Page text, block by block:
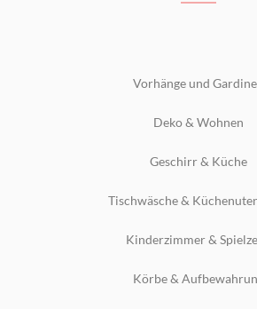
Vorhänge und
Deko & Wohnen
Geschirr & Küche
Tischwäsche &
Kinderzimmer &
Körbe &